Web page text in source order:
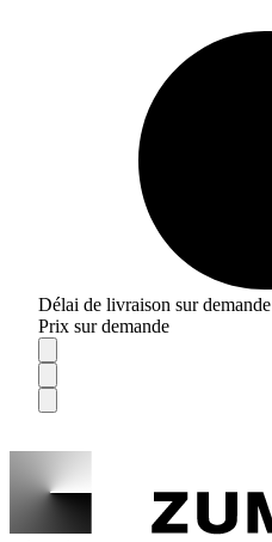
Délai de livraison sur demande
Prix sur demande